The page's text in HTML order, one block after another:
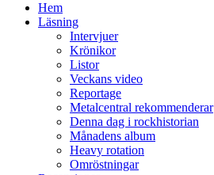
Hem
Läsning
Intervjuer
Krönikor
Listor
Veckans video
Reportage
Metalcentral rekommenderar
Denna dag i rockhistorian
Månadens album
Heavy rotation
Omröstningar